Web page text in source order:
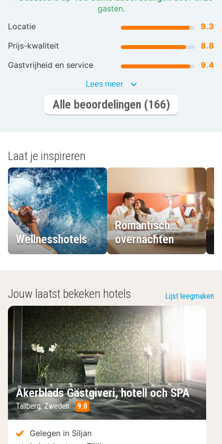
maaltijden en luxe menu's, waardoor het verblijf nog
onvergetelijker wordt.
Automatisch vertaald door Google Translate
gasten.
Locatie
9.3
Prijs-kwaliteit
8.8
Gastvrijheid en service
9.4
Lees meer
Alle beoordelingen (166)
Laat je inspireren
Wellnesshotels
Romantisch
overnachten
Jouw laatst bekeken hotels Lijst leegmaken
Åkerblads Gästgiveri, hotell och SPA
Tällberg,Zweden 9.0
/10
Gelegen in Siljan